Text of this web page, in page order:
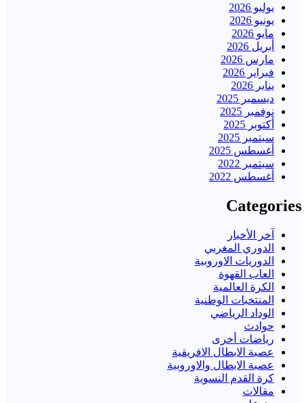
يوليو 2026
يونيو 2026
مايو 2026
أبريل 2026
مارس 2026
فبراير 2026
يناير 2026
ديسمبر 2025
نوفمبر 2025
أكتوبر 2025
سبتمبر 2025
أغسطس 2025
سبتمبر 2022
أغسطس 2022
Categories
آخر الأخبار
الدوري المغربي
الدوريات الاوروبية
العاب القهوة
الكرة العالمية
المنتخبات الوطنية
الوداد الرياضي
حوادث
رياضات أخرى
عصبة الابطال الافريقية
عصبة الابطال والاوروبية
كرة القدم النسوية
مقالات